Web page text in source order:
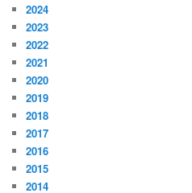
2024
2023
2022
2021
2020
2019
2018
2017
2016
2015
2014